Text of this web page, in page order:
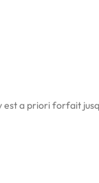
a priori forfait